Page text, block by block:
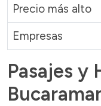
Precio más alto
Empresas
Pasajes y